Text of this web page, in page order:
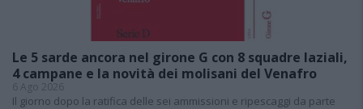
Le 5 sarde ancora nel girone G con 8 squadre laziali,
4 campane e la novità dei molisani del Venafro
6 Ago 2026
Il giorno dopo la ratifica delle sei ammissioni e ripescaggi da parte